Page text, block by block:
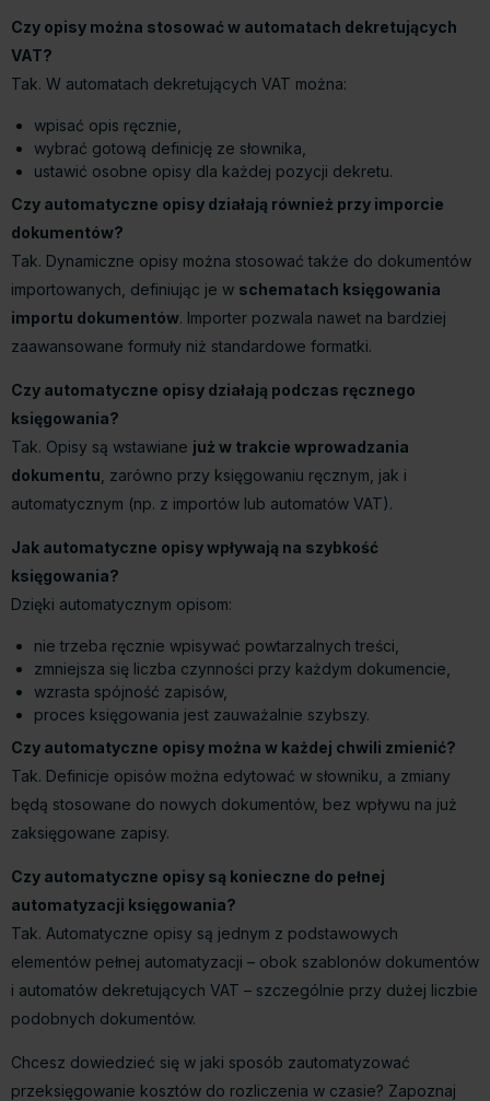
Czy opisy można stosować w automatach dekretujących
VAT?
Tak. W automatach dekretujących VAT można:
wpisać opis ręcznie,
wybrać gotową definicję ze słownika,
ustawić osobne opisy dla każdej pozycji dekretu.
Czy automatyczne opisy działają również przy imporcie
dokumentów?
Tak. Dynamiczne opisy można stosować także do dokumentów
importowanych, definiując je w schematach księgowania
importu dokumentów. Importer pozwala nawet na bardziej
zaawansowane formuły niż standardowe formatki.
Czy automatyczne opisy działają podczas ręcznego
księgowania?
Tak. Opisy są wstawiane już w trakcie wprowadzania
dokumentu , zarówno przy księgowaniu ręcznym, jak i
automatycznym (np. z importów lub automatów VAT).
Jak automatyczne opisy wpływają na szybkość
księgowania?
Dzięki automatycznym opisom:
nie trzeba ręcznie wpisywać powtarzalnych treści,
zmniejsza się liczba czynności przy każdym dokumencie,
wzrasta spójność zapisów,
proces księgowania jest zauważalnie szybszy.
Czy automatyczne opisy można w każdej chwili zmienić?
Tak. Definicje opisów można edytować w słowniku, a zmiany
będą stosowane do nowych dokumentów, bez wpływu na już
zaksięgowane zapisy.
Czy automatyczne opisy są konieczne do pełnej
automatyzacji księgowania?
Tak. Automatyczne opisy są jednym z podstawowych
elementów pełnej automatyzacji – obok szablonów dokumentów
i automatów dekretujących VAT – szczególnie przy dużej liczbie
podobnych dokumentów.
Chcesz dowiedzieć się w jaki sposób zautomatyzować
przeksięgowanie kosztów do rozliczenia w czasie? Zapoznaj